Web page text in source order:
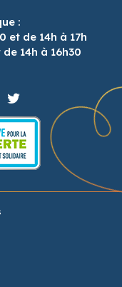
:
et de 14h à 17h
14h à 16h30